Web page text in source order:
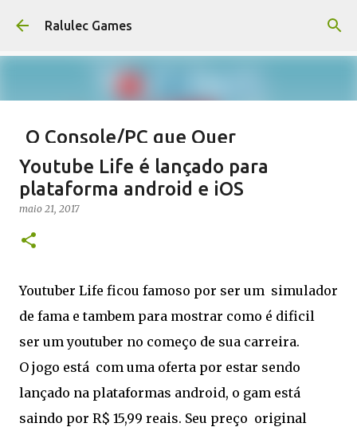
Pular para o conteúdo principal
Ralulec Games
O Console/PC que Quer
Revolucionar a Sua Sala de Estar
Steam Machine
novembro 13, 2025
Youtube Life é lançado para
plataforma android e iOS
maio 21, 2017
Youtuber Life ficou famoso por ser um simulador
de fama e tambem para mostrar como é dificil
ser um youtuber no começo de sua carreira.
O jogo está com uma oferta por estar sendo
lançado na plataformas android, o gam está
saindo por R$ 15,99 reais. Seu preço original